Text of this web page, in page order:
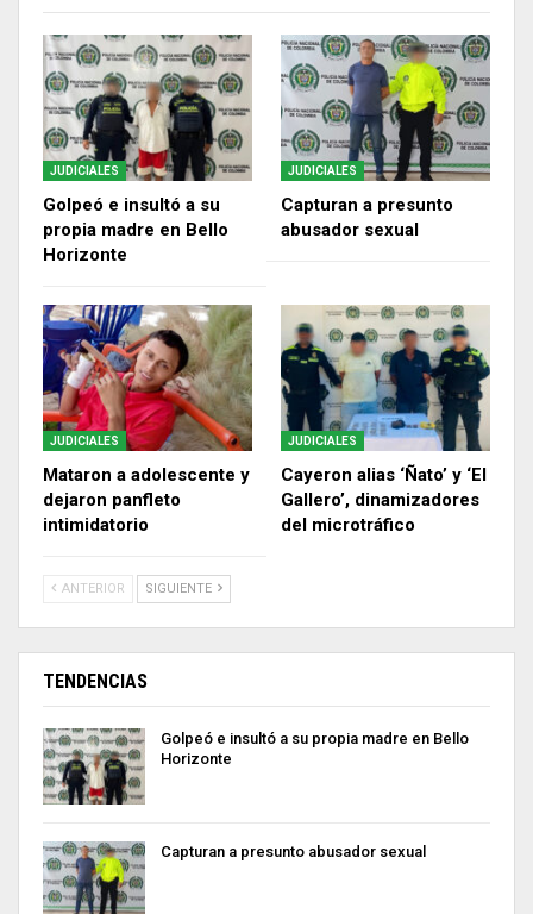
JUDICIALES
Golpeó e insultó a su
propia madre en Bello
Horizonte
JUDICIALES
Capturan a presunto
abusador sexual
JUDICIALES
Mataron a adolescente y
dejaron panfleto
intimidatorio
JUDICIALES
Cayeron alias ‘Ñato’ y ‘El
Gallero’, dinamizadores
del microtráfico
ANTERIOR SIGUIENTE
TENDENCIAS
Golpeó e insultó a su propia madre en Bello
Horizonte
Capturan a presunto abusador sexual